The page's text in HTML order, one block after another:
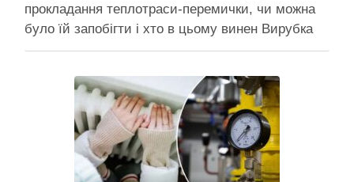
прокладання теплотраси-перемички, чи можна
було їй запобігти і хто в цьому винен Вирубка
дерев триває, почали й прокладати теплотрасу
суботу, 8 серпня 2026 року, на Теремках у Києві
почалася вже …
Поділитися у соцмережах: